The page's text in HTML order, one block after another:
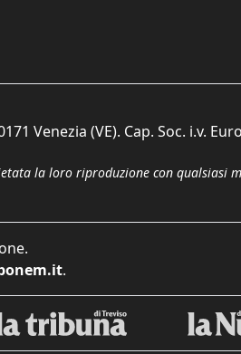
Venezia (VE). Cap. Soc. i.v.
la loro riproduzione con qualsiasi
.